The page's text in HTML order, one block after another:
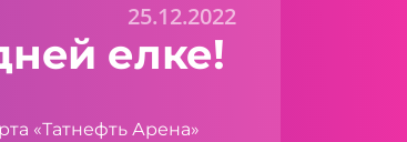
25.12.2022
елке!
«Татнефть Арена»